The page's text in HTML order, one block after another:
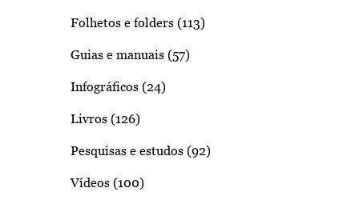
Folhetos e folders (113)
Guias e manuais (57)
Infográficos (24)
Livros (126)
Pesquisas e estudos (92)
Vídeos (100)